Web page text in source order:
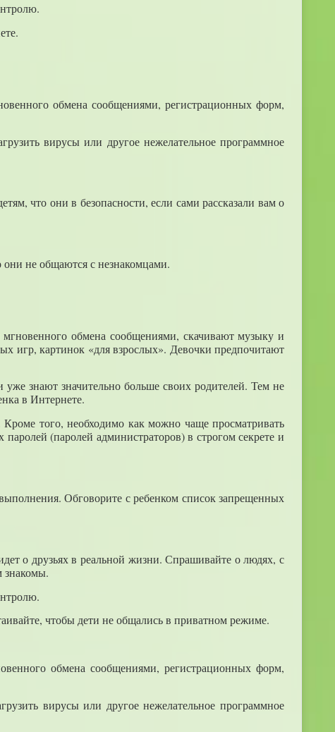
обмена сообщениями, регистрационных форм,
вирусы или другое нежелательное программное
что они в безопасности, если сами рассказали вам о
они не общаются с незнакомцами.
обмена сообщениями, скачивают музыку и
игр, картинок «для взрослых». Девочки предпочитают
знают значительно больше своих родителей. Тем не
в Интернете.
того, необходимо как можно чаще просматривать
(паролей администраторов) в строгом секрете и
Обговорите с ребенком список запрещенных
о друзьях в реальной жизни. Спрашивайте о людях, с
знакомы.
чтобы дети не общались в приватном режиме.
обмена сообщениями, регистрационных форм,
вирусы или другое нежелательное программное